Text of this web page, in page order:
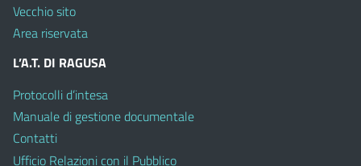
Vecchio sito
Area riservata
L’A.T. DI RAGUSA
Protocolli d’intesa
Manuale di gestione documentale
Contatti
Ufficio Relazioni con il Pubblico